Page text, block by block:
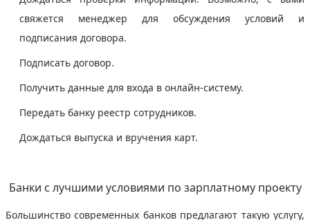
свяжется менеджер для обсуждения условий и
подписания договора.
Подписать договор.
Получить данные для входа в онлайн-систему.
Передать банку реестр сотрудников.
Дождаться выпуска и вручения карт.
Банки с лучшими условиями по зарплатному проекту
Большинство современных банков предлагают такую услугу,